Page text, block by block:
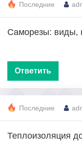
Последние
Саморезы: виды,
Ответить
Последние
Теплоизоляция